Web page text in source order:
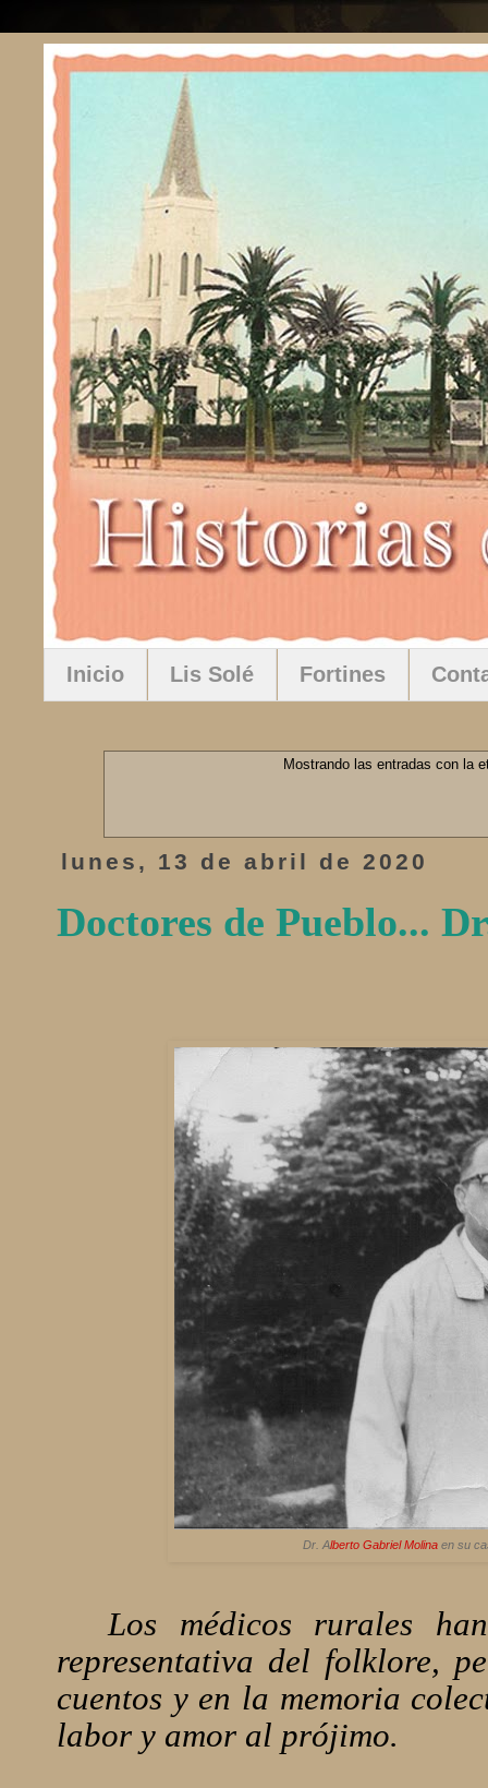
Inicio Lis Solé Fortines
Mostrando las entradas con la
lunes, 13 de abril de 2020
Doctores de Pueblo...
Dr. Alberto Gabriel Molinaen su
Los médicos rurales
representativa del folklore,
cuentos y en la memoria
labor y amor al prójimo.